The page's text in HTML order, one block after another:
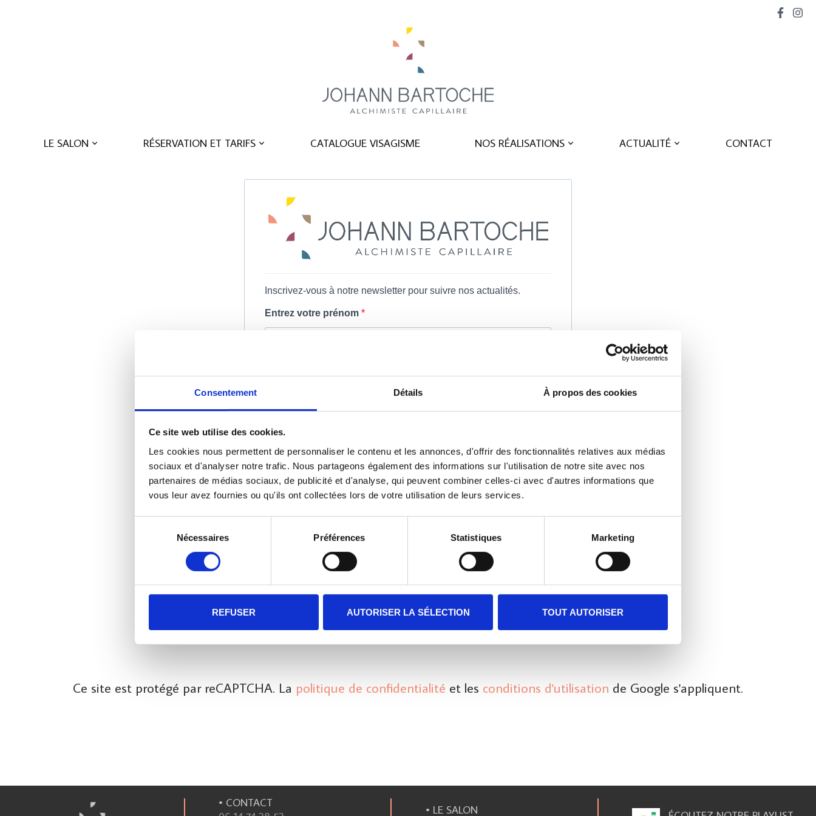
Consentement Détails À propos des cookies
Ce site web utilise des cookies.
Les cookies nous permettent de personnaliser le contenu et les annonces, d'offrir des fonctionnalités relatives aux médias
sociaux et d'analyser notre trafic. Nous partageons également des informations sur l'utilisation de notre site avec nos
partenaires de médias sociaux, de publicité et d'analyse, qui peuvent combiner celles-ci avec d'autres informations que
vous leur avez fournies ou qu'ils ont collectées lors de votre utilisation de leurs services.
consentement
Nécessaires Préférences Statistiques Marketing
REFUSER AUTORISER LA SÉLECTION TOUT AUTORISER
LE SALON RÉSERVATION ET TARIFS CATALOGUE VISAGISME NOS RÉALISATIONS ACTUALITÉ CONTACT
ACTUALITÉ
Inscrivez-vous à notre newsletter pour suivre nos actualités.
Entrez votre prénom
Veuillez renseigner votre adresse e-mail pour vous inscrire. Ex. : abc@xyz.com
J'accepte de recevoir vos e-mails et confirme avoir pris connaissance
de votre politique de confidentialité et mentions légales.
Vous pouvez vous désinscrire à tout moment en cliquant sur le lien présent dans nos
emails.
Nous utilisons Sendinblue en tant que plateforme marketing.
En soumettant ce formulaire, vous reconnaissez que les
informations que vous allez fournir seront transmises à
Sendinblue en sa qualité de processeur de données; et ce
Ce site est protégé par reCAPTCHA. La politique de confidentialité et les conditions d'utilisation de Google s'appliquent.
• CONTACT
• LE SALON